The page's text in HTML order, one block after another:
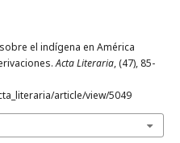
el indígena en América
Acta Literaria, (47), 85-
article/view/5049